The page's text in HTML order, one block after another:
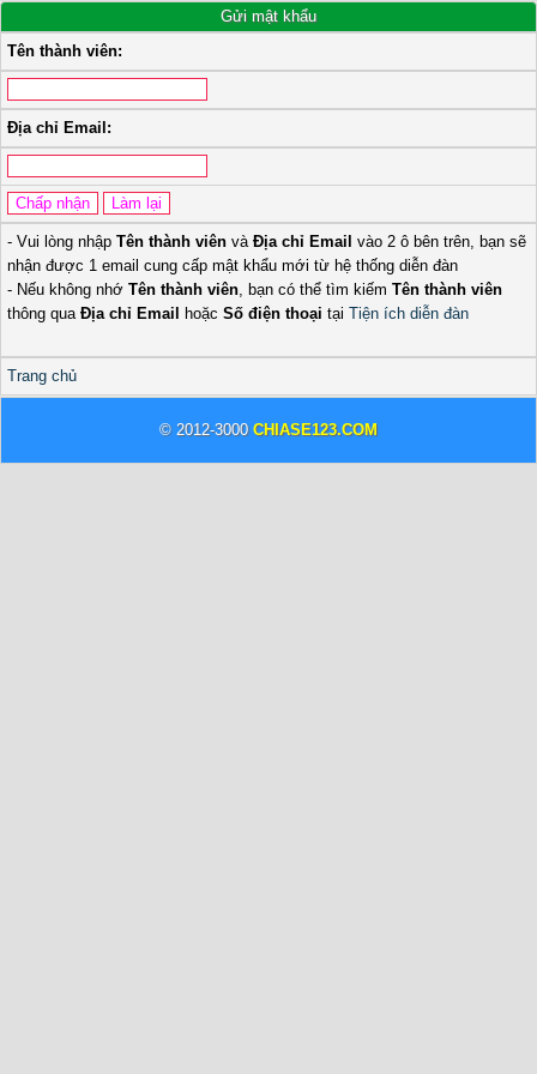
Gửi mật khẩu
Tên thành viên:
Địa chỉ Email:
- Vui lòng nhập Tên thành viên và Địa chỉ Email vào 2 ô bên trên, bạn sẽ
nhận được 1 email cung cấp mật khẩu mới từ hệ thống diễn đàn
- Nếu không nhớ Tên thành viên, bạn có thể tìm kiếm Tên thành viên
thông qua Địa chỉ Email hoặc Số điện thoại tại Tiện ích diễn đàn
Trang chủ
© 2012-3000 CHIASE123.COM